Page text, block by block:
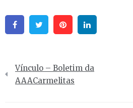
FacebookTwitter Pinterest
Navegação
de
Vínculo – Boletim da
AAACarmelitas